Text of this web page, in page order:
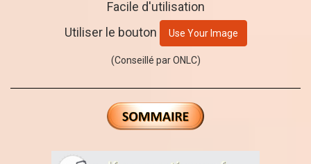
Facile d'utilisation
Utiliser le bouton
Use Your Image
(Conseillé par ONLC)